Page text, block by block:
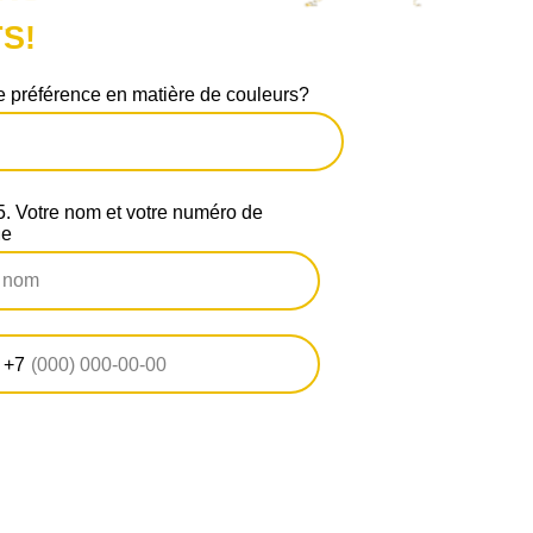
préférence en matière de couleurs?
Votre nom et votre numéro de
+7